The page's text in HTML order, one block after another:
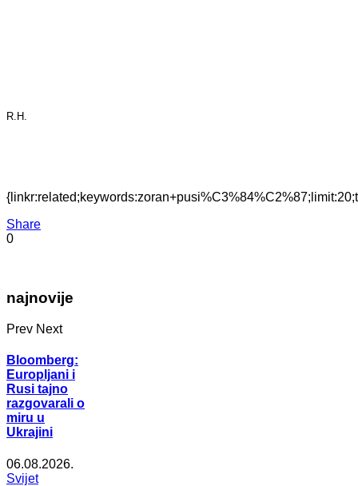
R.H.
Share
0
najnovije
Prev Next
Bloomberg:
Europljani i
Rusi tajno
razgovarali o
miru u
Ukrajini
06.08.2026.
Svijet